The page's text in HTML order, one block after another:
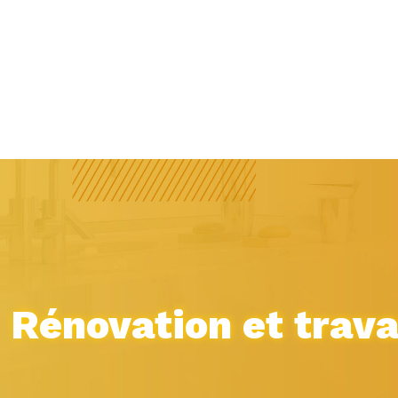
Rénovation et